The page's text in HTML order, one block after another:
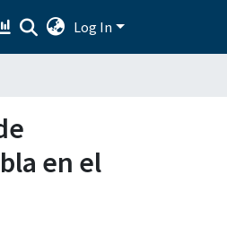
Log In
en el